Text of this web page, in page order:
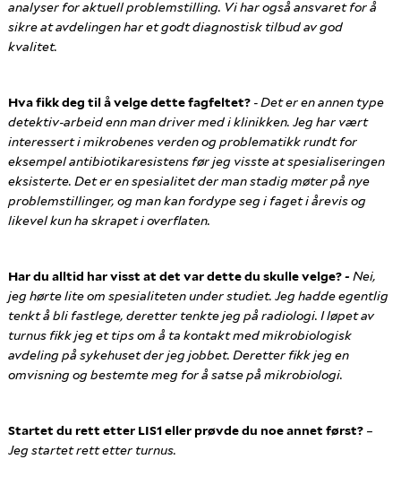
analyser for aktuell problemstilling. Vi har også ansvaret for å
sikre at avdelingen har et godt diagnostisk tilbud av god
kvalitet.
Hva fikk deg til å velge dette fagfeltet? - Det er en annen type
detektiv-arbeid enn man driver med i klinikken. Jeg har vært
interessert i mikrobenes verden og problematikk rundt for
eksempel antibiotikaresistens før jeg visste at spesialiseringen
eksisterte. Det er en spesialitet der man stadig møter på nye
problemstillinger, og man kan fordype seg i faget i årevis og
likevel kun ha skrapet i overflaten.
Har du alltid har visst at det var dette du skulle velge?- Nei,
jeg hørte lite om spesialiteten under studiet. Jeg hadde egentlig
tenkt å bli fastlege, deretter tenkte jeg på radiologi. I løpet av
turnus fikk jeg et tips om å ta kontakt med mikrobiologisk
avdeling på sykehuset der jeg jobbet. Deretter fikk jeg en
omvisning og bestemte meg for å satse på mikrobiologi.
Startet du rett etter LIS1 eller prøvde du noe annet først? –
Jegstartet rett etter turnus.